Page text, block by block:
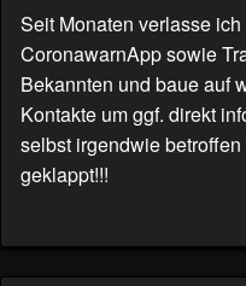
Seit Monaten verlasse
CoronawarnApp sowie
Bekannten und baue auf
Kontakte um ggf. direkt
selbst irgendwie
geklappt!!!